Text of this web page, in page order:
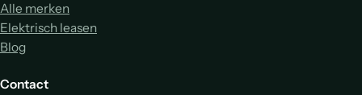
Alle merken
Elektrisch leasen
Blog
Contact